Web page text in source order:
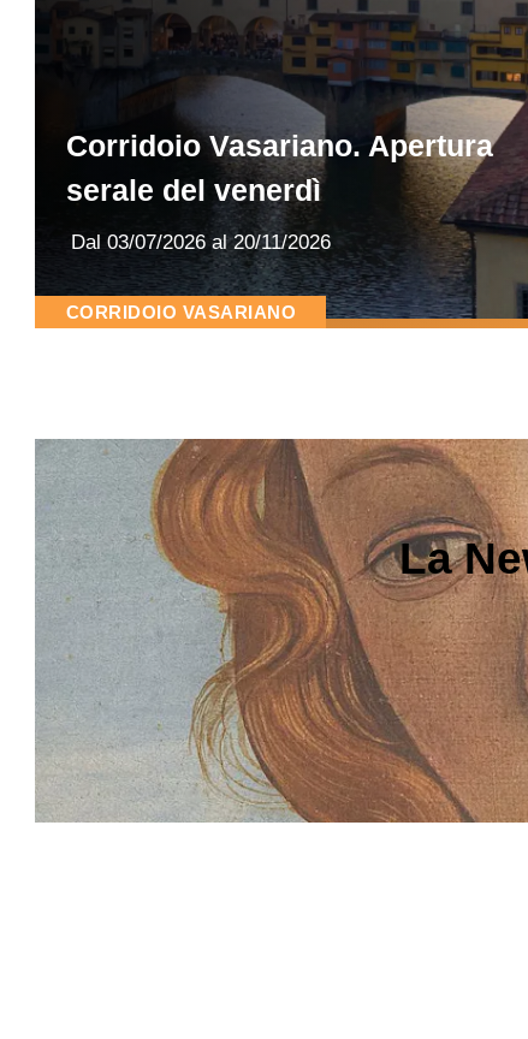
CORRIDOIO VASARIANO
Corridoio Vasariano. Apertura
serale del venerdì
Dal 03/07/2026 al 20/11/2026
La